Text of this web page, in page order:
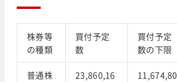
株券等
の種類
買付予定
数
買付予定
数の下限
普通株
23,860,16
11,674,80